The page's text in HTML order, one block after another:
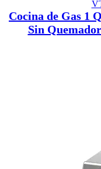
Cocina de Gas 1
Sin